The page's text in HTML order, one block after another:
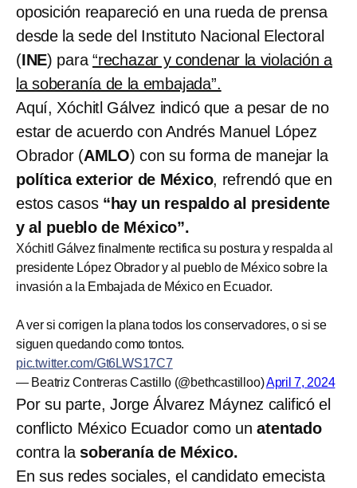
oposición reapareció en una rueda de prensa
desde la sede del Instituto Nacional Electoral
(INE) para“rechazar y condenar la violación a
la soberanía de la embajada”.
Aquí, Xóchitl Gálvez indicó que a pesar de no
estar de acuerdo con Andrés Manuel López
Obrador (AMLO) con su forma de manejar la
política exterior de México, refrendó que en
estos casos“hay un respaldo al presidente
y al pueblo de México”.
Xóchitl Gálvez finalmente rectifica su postura y respalda al
presidente López Obrador y al pueblo de México sobre la
invasión a la Embajada de México en Ecuador.
A ver si corrigen la plana todos los conservadores, o si se
siguen quedando como tontos.
pic.twitter.com/Gt6LWS17C7
— Beatriz Contreras Castillo (@bethcastilloo)April 7, 2024
Por su parte, Jorge Álvarez Máynez calificó el
conflicto México Ecuador como un atentado
contra la soberanía de México.
En sus redes sociales, el candidato emecista